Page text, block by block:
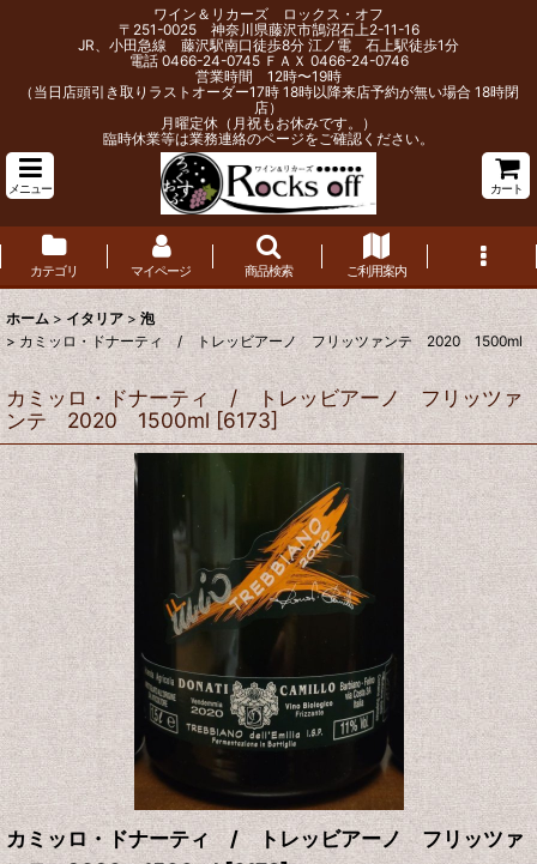
ワイン＆リカーズ ロックス・オフ
〒251-0025 神奈川県藤沢市鵠沼石上2-11-16
JR、小田急線 藤沢駅南口徒歩8分 江ノ電 石上駅徒歩1分
電話 0466-24-0745 ＦＡＸ 0466-24-0746
営業時間 12時〜19時
（当日店頭引き取りラストオーダー17時 18時以降来店予約が無い場合 18時閉
店）
月曜定休（月祝もお休みです。）
臨時休業等は業務連絡のページをご確認ください。
メニュー カート
カテゴリ マイページ 商品検索 ご利用案内
ホーム > イタリア > 泡
> カミッロ・ドナーティ / トレッビアーノ フリッツァンテ 2020 1500ml
カミッロ・ドナーティ / トレッビアーノ フリッツァ
ンテ 2020 1500ml [6173]
カミッロ・ドナーティ / トレッビアーノ フリッツァ